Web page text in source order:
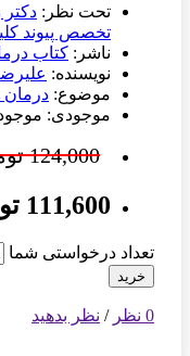
تحت نظر:
تخصص پیوند
ناشر: کتاب
نویسنده:
موضوع:
موجودی:
124,000 تومان
111,600 تومان
تعداد درخواستی شما
خرید
0 نظر / نظر بدهید